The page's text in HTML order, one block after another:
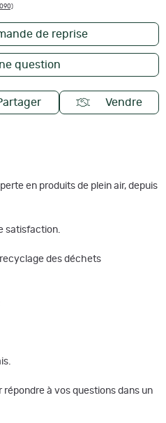
de reprise
question
Vendre
en produits de plein air, depuis
satisfaction.
des déchets
à vos questions dans un